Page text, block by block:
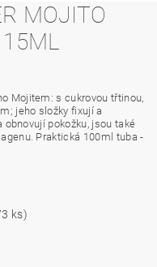
MOJITO
Mojitem: s cukrovou třtinou,
jeho složky fixují a
pokožku, jsou také
Praktická 100ml tuba -
ks)